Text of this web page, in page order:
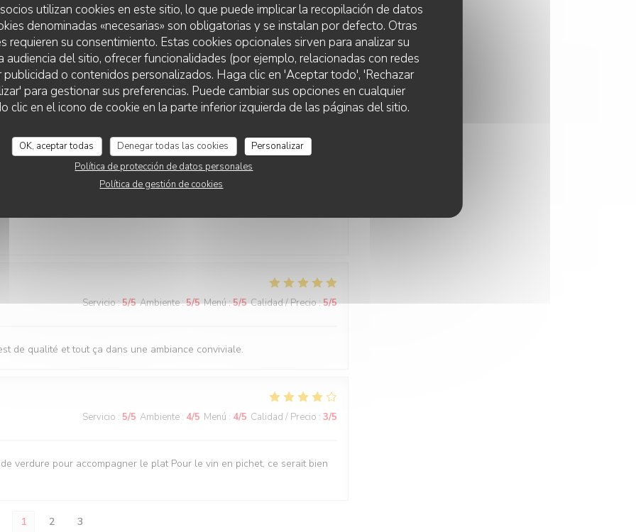
utilizan cookies en este sitio, lo que puede implicar la recopilación de datos
denominadas «necesarias» son obligatorias y se instalan por defecto. Otras
requieren su consentimiento. Estas cookies opcionales sirven para analizar su
audiencia del sitio, ofrecer funcionalidades (por ejemplo, relacionadas con redes
publicidad o contenidos personalizados. Haga clic en 'Aceptar todo', 'Rechazar
para gestionar sus preferencias. Puede cambiar sus opciones en cualquier
clic en el icono de cookie en la parte inferior izquierda de las páginas del sitio.
OK, aceptar todas Denegar todas las cookies
Personalizar
Política de protección de datos personales
Política de gestión de cookies
Servicio:4/5 Ambiente:4/5 Menú 4/5 Calidad / Precio:3/5
Servicio:4/5 Ambiente:4/5 Menú
Servicio:5/5 Ambiente:5/5 Menú:5/5 Calidad / Precio:5/5
de qualité et tout ça dans une ambiance conviviale.
Servicio : 5/5 Ambiente : 4/5 Menú : 4/5 Calidad / Precio : 3/5
verdure pour accompagner le plat Pour le vin en pichet, ce serait bien
1 2 3